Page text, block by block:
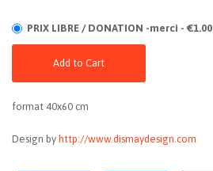
PRIX LIBRE / DONATION -merci - €1.00
Add to Cart
format 40x60 cm
Design by http://www.dismaydesign.com